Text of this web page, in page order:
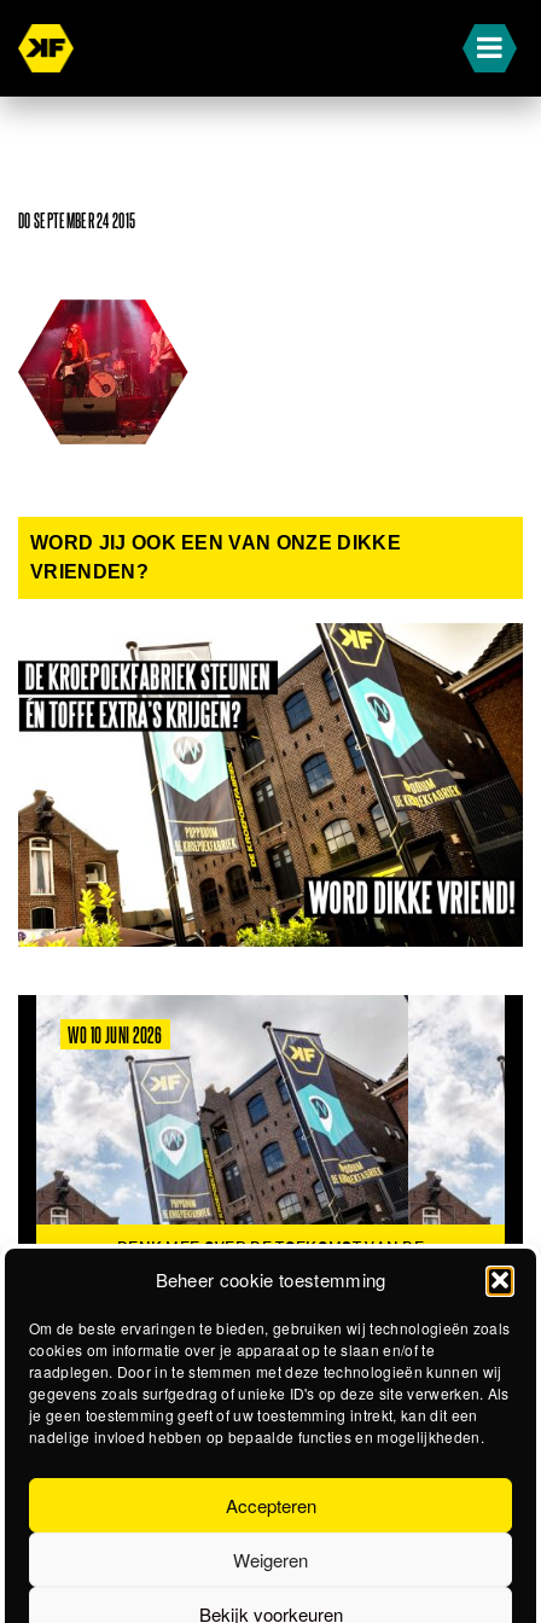
Beheer cookie toestemming
Om de beste ervaringen te bieden, gebruiken wij technologieën zoals
cookies om informatie over je apparaat op te slaan en/of te
raadplegen. Door in te stemmen met deze technologieën kunnen wij
gegevens zoals surfgedrag of unieke ID's op deze site verwerken. Als
je geen toestemming geeft of uw toestemming intrekt, kan dit een
nadelige invloed hebben op bepaalde functies en mogelijkheden.
Accepteren
Weigeren
Bekijk voorkeuren
DO SEPTEMBER 24 2015
WORD JIJ OOK EEN VAN ONZE DIKKE
VRIENDEN?
WO 10 JUNI 2026
DENK MEE OVER DE TOEKOMST VAN DE
KROEPOEKFABRIEK